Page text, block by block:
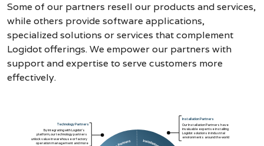
Some of our partners resell our products and services,
while others provide software applications,
specialized solutions or services that complement
Logidot offerings. We empower our partners with
support and expertise to serve customers more
effectively.
Installation Partners
Our Installation Partners have
invaluable expertise installing
Logidot solutions in industrial
environments around the world
Technology Partners
By integrating with Logidot’s
platform, our technology partners
unlock value in warehouse or factory
operation management and more